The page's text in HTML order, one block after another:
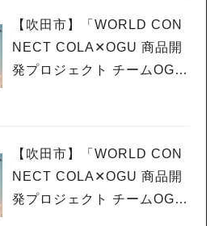
【吹田市】「WORLD CON
NECT COLA✕OGU 商品開
発プロジェクト チームOGU
【吹田市】「WORLD CON
NECT COLA✕OGU 商品開
発プロジェクト チームOGU